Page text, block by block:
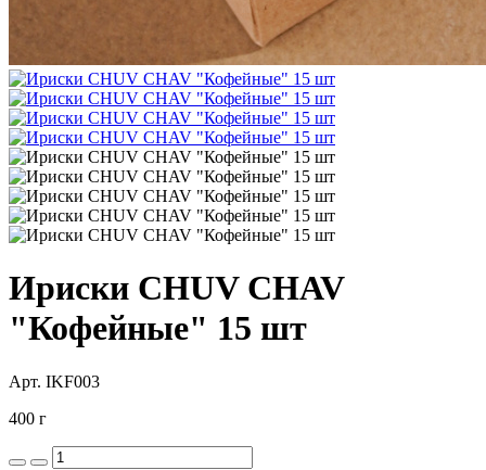
Ириски CHUV CHAV
"Кофейные" 15 шт
Арт. IKF003
400 г